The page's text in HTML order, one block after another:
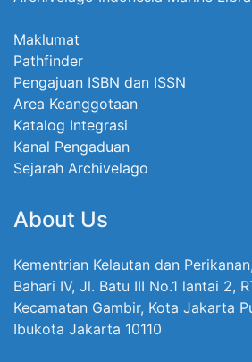
Maklumat
Pathfinder
Pengajuan ISBN dan ISSN
Area Keanggotaan
Katalog Integrasi
Kanal Pengaduan
Sejarah Archivelago
About Us
Kementrian Kelautan dan
Bahari IV, Jl. Batu III No.1 lantai 2,
Kecamatan Gambir, Kota Jakarta
Ibukota Jakarta 10110